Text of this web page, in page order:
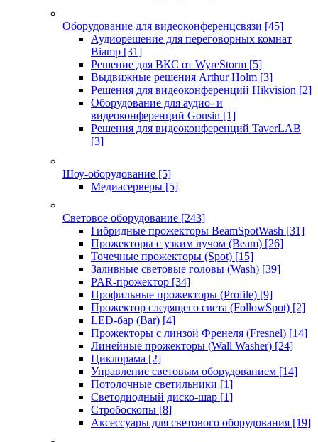
Оборудование для видеоконференцсвязи [45]
Аудиорешение для переговорных комнат
Biamp [31]
Решение для ВКС от WyreStorm [5]
Выдвижные решения Arthur Holm [3]
Решения для видеоконференций Hikvision [2]
Оборудование для аудио- и
видеоконференций Gonsin [1]
Решения для видеоконференций TaverLAB
[3]
Шоу-оборудование [5]
Медиасерверы [5]
Световое оборудование [243]
Гибридные прожекторы BeamSpotWash [31]
Прожекторы с узким лучом (Beam) [26]
Точечные прожекторы (Spot) [15]
Заливные световые головы (Wash) [39]
PAR-прожектор [34]
Профильные прожекторы (Profile) [9]
Прожектор следящего света (FollowSpot) [2]
LED-бар (Bar) [4]
Прожекторы с линзой Френеля (Fresnel) [14]
Линейные прожекторы (Wall Washer) [24]
Циклорама [2]
Управление световым оборудованием [14]
Потолочные светильники [1]
Светодиодный диско-шар [1]
Стробоскопы [8]
Аксессуары для светового оборудования [19]